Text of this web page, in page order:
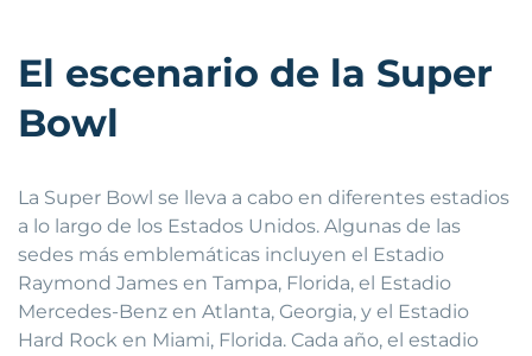
El escenario de la Super
Bowl
La Super Bowl se lleva a cabo en diferentes estadios
a lo largo de los Estados Unidos. Algunas de las
sedes más emblemáticas incluyen el Estadio
Raymond James en Tampa, Florida, el Estadio
Mercedes-Benz en Atlanta, Georgia, y el Estadio
Hard Rock en Miami, Florida. Cada año, el estadio